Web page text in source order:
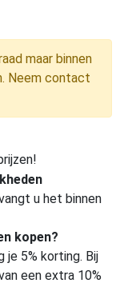
maar binnen
Neem contact
u het binnen
kopen?
je 5% korting. Bij
een extra 10%